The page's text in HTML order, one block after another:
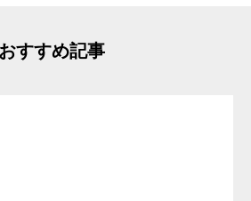
おすすめ記事